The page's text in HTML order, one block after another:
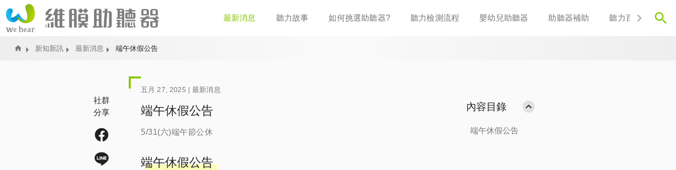
至
最新消息 聽力故事 如何挑選助聽器? 聽力檢測流程 嬰幼兒助聽器 助聽器補助 聽力百科 聯
Home 新知新訊 最新消息 端午休假公告
五月 27, 2025 |最新消息
端午休假公告
5/31(六)端午節公休
端午休假公告
社群
分享
內容目錄
端午休假公告